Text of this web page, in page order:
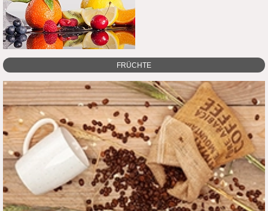
Unser Tipp:Die Kochfeldabdeckungen kommen auch gut als
Geschenk an.
ZU DEN HERDABDECKUNGEN
FRÜCHTE